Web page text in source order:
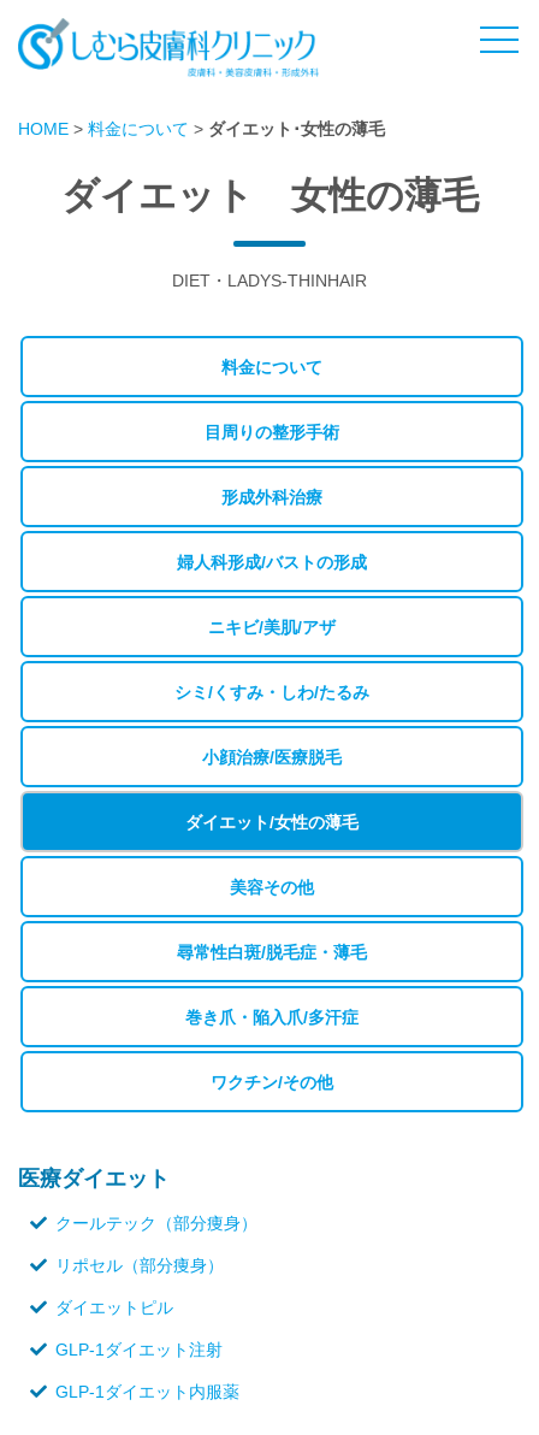
HOME > 料金について > ダイエット･女性の薄毛
ダイエット 女性の薄毛
DIET・LADYS-THINHAIR
料金について
目周りの整形手術
形成外科治療
婦人科形成/バストの形成
ニキビ/美肌/アザ
シミ/くすみ・しわ/たるみ
小顔治療/医療脱毛
ダイエット/女性の薄毛
美容その他
尋常性白斑/脱毛症・薄毛
巻き爪・陥入爪/多汗症
ワクチン/その他
医療ダイエット
クールテック（部分痩身）
リポセル（部分痩身）
ダイエットピル
GLP-1ダイエット注射
GLP-1ダイエット内服薬